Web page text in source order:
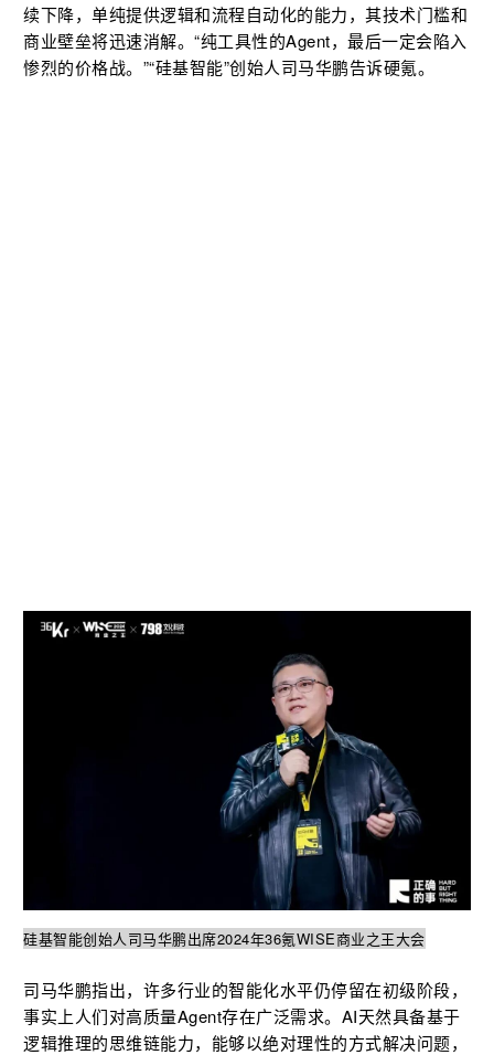
续下降，单纯提供逻辑和流程自动化的能力，其技术门槛和
商业壁垒将迅速消解。“纯工具性的Agent，最后一定会陷入
惨烈的价格战。”“硅基智能”创始人司马华鹏告诉硬氪。
硅基智能创始人司马华鹏出席2024年36氪WISE商业之王大会
司马华鹏指出，许多行业的智能化水平仍停留在初级阶段，
事实上人们对高质量Agent存在广泛需求。AI天然具备基于
逻辑推理的思维链能力，能够以绝对理性的方式解决问题，